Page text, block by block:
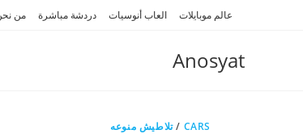
عالم موبايلات العاب أنوسيات دردشة مباشرة من
Anosyat
CARS
/تلاطيش منوعه